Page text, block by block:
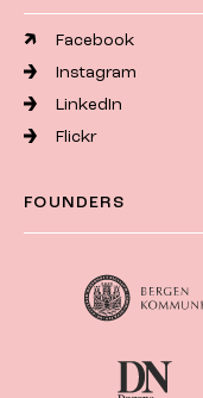
Facebook
Instagram
LinkedIn
Flickr
FOUNDERS